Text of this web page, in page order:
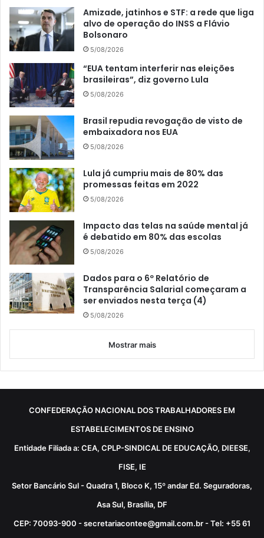
Amizade, jatinhos e STF: a rede que liga
alvo de operação do INSS a Flávio
Bolsonaro
5/08/2026
“EUA tentam interferir nas eleições
brasileiras”, diz governo Lula
5/08/2026
Brasil repudia revogação de visto de
embaixadora nos EUA
5/08/2026
Lula já cumpriu mais de 80% das
promessas feitas em 2022
5/08/2026
Impacto das telas na saúde mental já
é debatido em 80% das escolas
5/08/2026
Dados para o 6º Relatório de
Transparência Salarial começaram a
ser enviados nesta terça (4)
5/08/2026
Mostrar mais
CONFEDERAÇÃO NACIONAL DOS TRABALHADORES EM
ESTABELECIMENTOS DE ENSINO
Entidade Filiada a: CEA, CPLP-SINDICAL DE EDUCAÇÃO, DIEESE,
FISE, IE
Setor Bancário Sul - Quadra 1, Bloco K, 15º andar Ed. Seguradoras,
Asa Sul, Brasília, DF
CEP: 70093-900 - secretariacontee@gmail.com.br - Tel: +55 61